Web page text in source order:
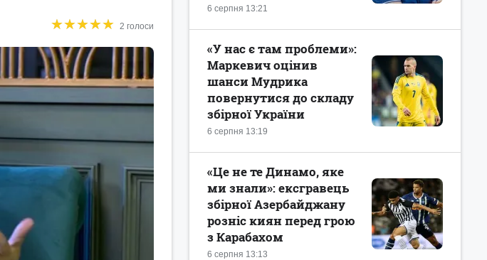
★★★★★
★★★★★ 2 голоси
6 серпня 13:21
6 серпня 13:19
«У нас є там проблеми»:
Маркевич оцінив
шанси Мудрика
повернутися до складу
збірної України
6 серпня 13:13
«Це не те Динамо, яке
ми знали»: ексгравець
збірної Азербайджану
розніс киян перед грою
з Карабахом